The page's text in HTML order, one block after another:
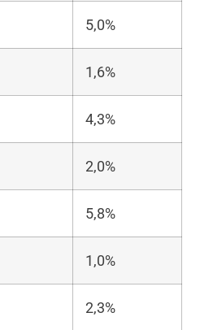
5,0%
1,6%
4,3%
2,0%
5,8%
1,0%
2,3%